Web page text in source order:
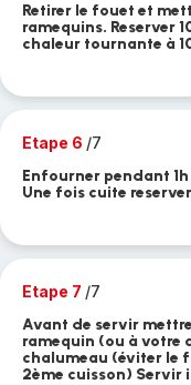
Retirer le fouet et
ramequins. Reserver
chaleur tournante à
Etape 6 /7
Enfourner pendant
Une fois cuite
Etape 7 /7
Avant de servir
ramequin (ou à votre
chalumeau (éviter le
2ème cuisson) Servir